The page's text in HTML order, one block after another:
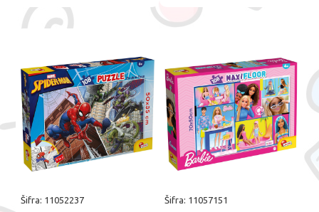
Šifra: 11052237 Šifra: 11057151